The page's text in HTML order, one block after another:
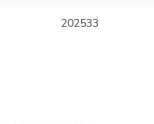
202533